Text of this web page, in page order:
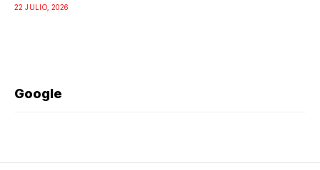
22 JULIO, 2026
Google